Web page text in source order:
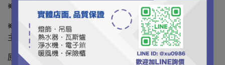
⨳本商品保固以原廠公佈為主。
⨳本產品頁面資料為原廠所提供，若有變動，以實際商品為
主。
原廠保留變更之權利，若有變更，恕不另行通知！